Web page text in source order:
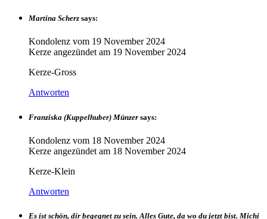
Martina Scherz says:
Kondolenz vom 19 November 2024
Kerze angezündet am 19 November 2024
Kerze-Gross
Antworten
Franziska (Kuppelhuber) Münzer says:
Kondolenz vom 18 November 2024
Kerze angezündet am 18 November 2024
Kerze-Klein
Antworten
Es ist schön, dir begegnet zu sein. Alles Gute, da wo du jetzt bist. Michi